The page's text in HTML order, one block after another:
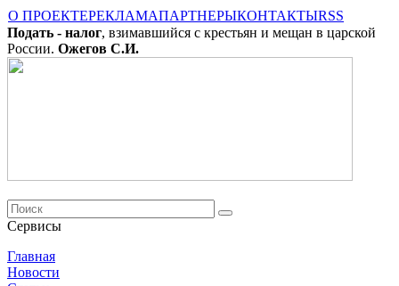
О ПРОЕКТЕРЕКЛАМАПАРТНЕРЫКОНТАКТЫRSS
Подать - налог, взимавшийся с крестьян и мещан в царской
России. Ожегов С.И.
Сервисы
Главная
Новости